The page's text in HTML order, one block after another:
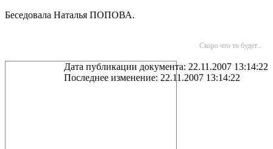
Беседовала Наталья ПОПОВА.
Скоро что то будет...
Дата публикации документа: 22.11.2007 13:14:22
Последнее изменение: 22.11.2007 13:14:22